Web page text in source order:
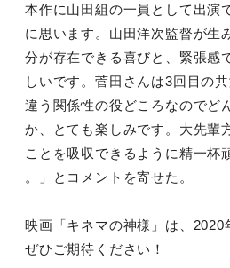
本作に山田組の一員として出演
に思います。山田洋次監督が生
分が存在できる喜びと、緊張感
しいです。菅田さんは3回目の
違う関係性の役どころなのでど
か、とても楽しみです。大先輩
ことを吸収できるように精一杯
。」とコメントを寄せた。
映画「キネマの神様」は、2020
ぜひご期待ください！